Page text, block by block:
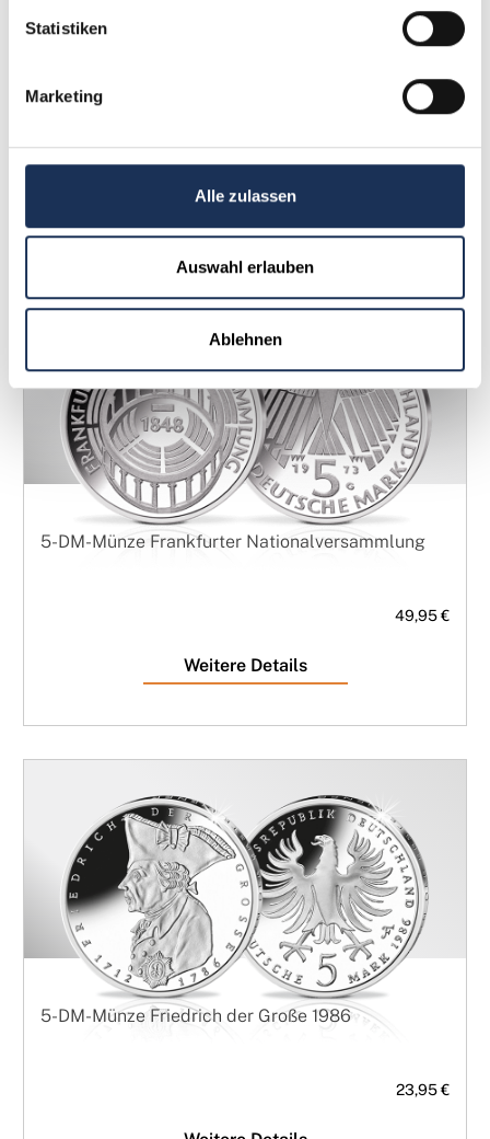
Statistiken
Marketing
Alle zulassen
Auswahl erlauben
Ablehnen
Weitere Details
5-DM-Münze Frankfurter Nationalversammlung
49,95 €
Weitere Details
5-DM-Münze Friedrich der Große 1986
23,95 €